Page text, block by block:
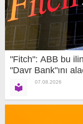
"Fitch": ABB bu
"Davr Bank"ını
07.08.2026